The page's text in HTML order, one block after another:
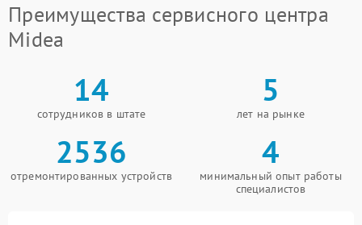
Преимущества сервисного центра
Midea
14
сотрудников в штате
5
лет на рынке
2536
отремонтированных устройств
4
минимальный опыт работы
специалистов